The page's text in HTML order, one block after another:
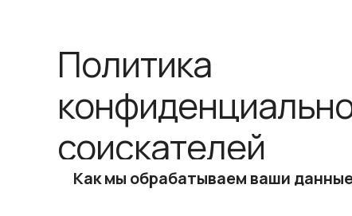
Политика
соискателей
Как мы обрабатываем ваши